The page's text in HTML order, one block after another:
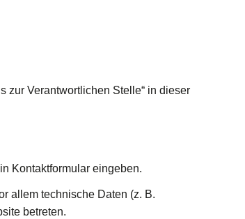
zur Verantwortlichen Stelle“ in dieser
Kontaktformular eingeben.
allem technische Daten (z. B.
betreten.